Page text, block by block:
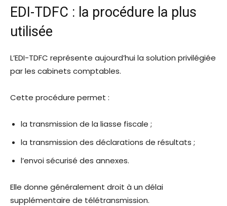
EDI-TDFC : la procédure la plus
utilisée
L’EDI-TDFC représente aujourd’hui la solution privilégiée
par les cabinets comptables.
Cette procédure permet :
la transmission de la liasse fiscale ;
la transmission des déclarations de résultats ;
l’envoi sécurisé des annexes.
Elle donne généralement droit à un délai
supplémentaire de télétransmission.